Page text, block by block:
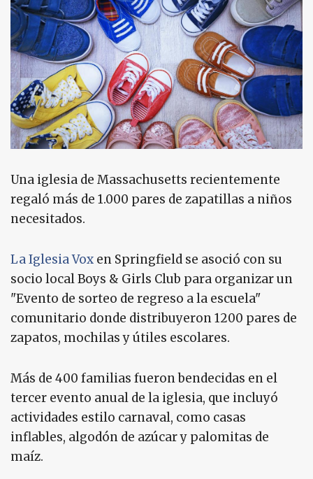
Una iglesia de Massachusetts recientemente
regaló más de 1.000 pares de zapatillas a niños
necesitados.
La Iglesia Vox en Springfield se asoció con su
socio local Boys & Girls Club para organizar un
"Evento de sorteo de regreso a la escuela"
comunitario donde distribuyeron 1200 pares de
zapatos, mochilas y útiles escolares.
Más de 400 familias fueron bendecidas en el
tercer evento anual de la iglesia, que incluyó
actividades estilo carnaval, como casas
inflables, algodón de azúcar y palomitas de
maíz.